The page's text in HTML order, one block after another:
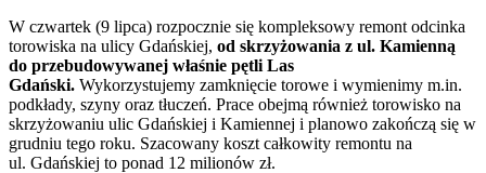
W czwartek (9 lipca) rozpocznie się kompleksowy remont odcinka
torowiska na ulicy Gdańskiej, od skrzyżowania z ul. Kamienną
do przebudowywanej właśnie pętli Las
Gdański. Wykorzystujemy zamknięcie torowe i wymienimy m.in.
podkłady, szyny oraz tłuczeń. Prace obejmą również torowisko na
skrzyżowaniu ulic Gdańskiej i Kamiennej i planowo zakończą się w
grudniu tego roku. Szacowany koszt całkowity remontu na
ul. Gdańskiej to ponad 12 milionów zł.